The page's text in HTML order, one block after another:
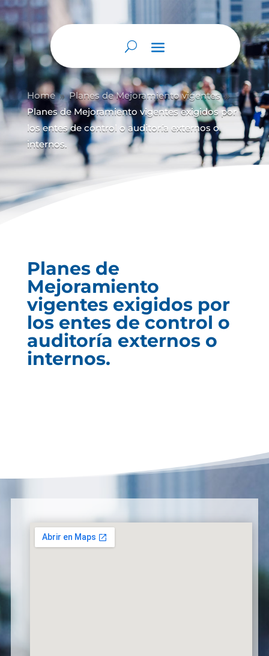
Abrir barra de herramientas
Home 9 Planes de Mejoramiento vigentes 9
Planes de Mejoramiento vigentes exigidos por
los entes de control o auditoría externos o
internos.
Planes de
Mejoramiento
vigentes exigidos por
los entes de control o
auditoría externos o
internos.